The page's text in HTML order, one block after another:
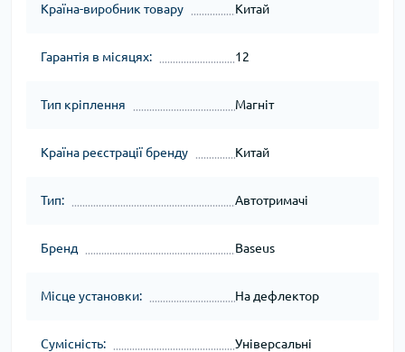
Країна-виробник товару Китай
Гарантія в місяцях: 12
Тип кріплення Магніт
Країна реєстрації бренду Китай
Тип: Автотримачі
Бренд Baseus
Місце установки: На дефлектор
Сумісність: Універсальні